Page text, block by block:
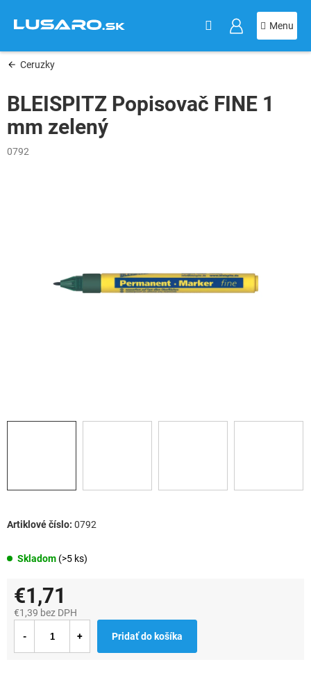
obsah
Ceruzky
BLEISPITZ Popisovač FINE 1
mm zelený
0792
Skladom (>5 ks)
0792
€1,71
€1,39 bez DPH
cena:
Pridať do košíka